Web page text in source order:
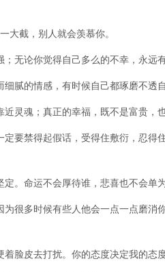
大截，别人就会羡慕你。
无论你觉得自己多么的不幸，永远
腻的情感，有时候自己都琢磨不透
灵魂；真正的幸福，既不是富贵，
要禁得起假话，受得住敷衍，忍得
。命运不会厚待谁，悲喜也不会单为
很多时候有些人他会一点一点磨消
脸皮去打扰。你的态度决定我的态